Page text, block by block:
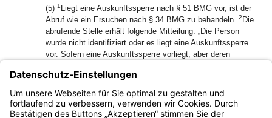
(5) 1 Liegt eine Auskunftssperre nach § 51 BMG vor, ist der
Abruf wie ein Ersuchen nach § 34 BMG zu behandeln. 2 Die
abrufende Stelle erhält folgende Mitteilung: „Die Person
wurde nicht identifiziert oder es liegt eine Auskunftssperre
vor. Sofern eine Auskunftssperre vorliegt, aber deren
entgegensteht, erfolgt diese nach Abschluss der Prüfung im
manuellen Verfahren.“
(6) § 2 Abs. 6 gilt entsprechend.